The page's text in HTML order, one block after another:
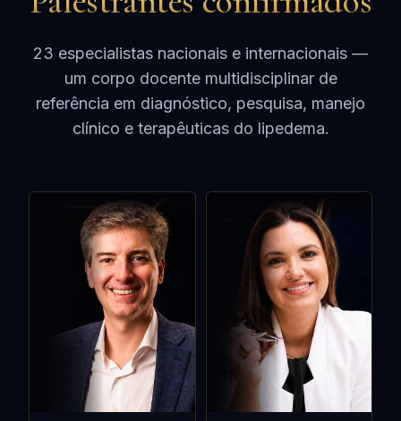
23 especialistas nacionais e internacionais —
um corpo docente multidisciplinar de
referência em diagnóstico, pesquisa, manejo
clínico e terapêuticas do lipedema.